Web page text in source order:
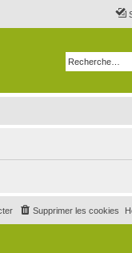
Supprimer les cookies